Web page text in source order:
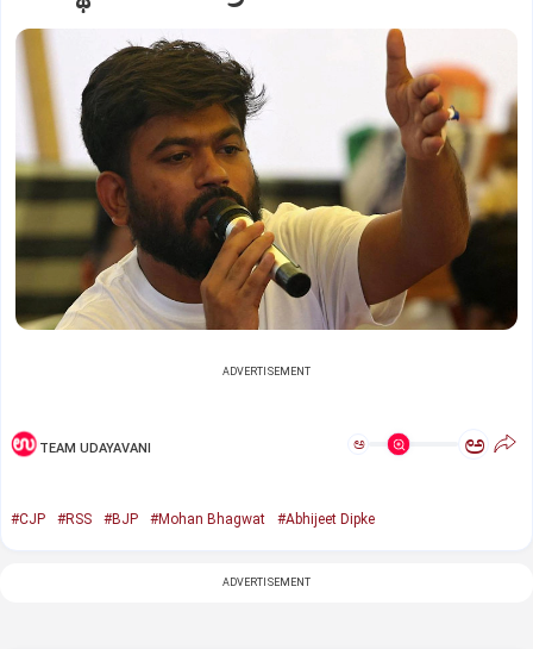
ADVERTISEMENT
TEAM UDAYAVANI ಅ ಅ
#CJP #RSS #BJP #Mohan Bhagwat #Abhijeet Dipke
ADVERTISEMENT